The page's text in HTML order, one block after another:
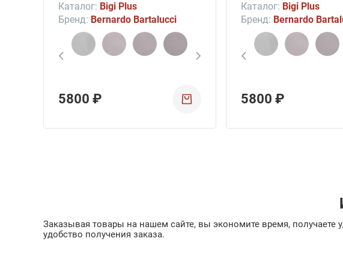
Каталог: Bigi Plus
Бренд: Bernardo Bartalucci
5800 ₽
Каталог: Bigi Plus
Бренд: Bernardo
5800 ₽
Заказывая товары на нашем сайте, вы экономите время, получаете
удобство получения заказа.